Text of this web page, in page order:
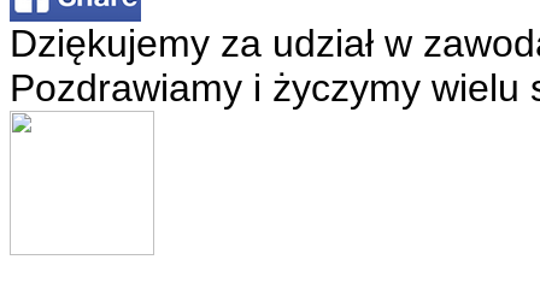
Dziękujemy za udział w
Pozdrawiamy i życzymy wielu